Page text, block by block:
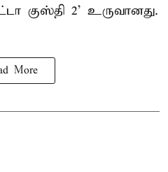
குஸ்தி 2' உருவானது.
More